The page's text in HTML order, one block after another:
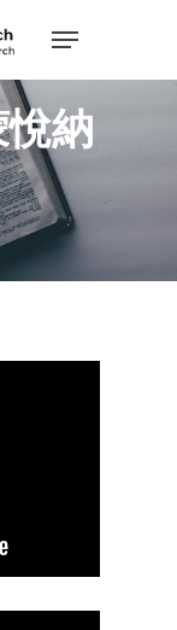
Menu
納